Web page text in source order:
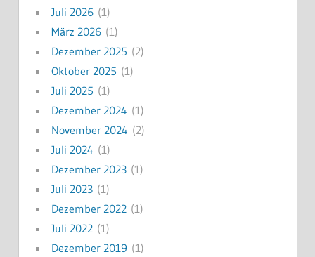
Juli 2026(1)
März 2026(1)
Dezember 2025 (2)
Oktober 2025 (1)
Juli 2025 (1)
Dezember 2024 (1)
November 2024 (2)
Juli 2024 (1)
Dezember 2023(1)
Juli 2023(1)
Dezember 2022(1)
Juli 2022(1)
Dezember 2019 (1)